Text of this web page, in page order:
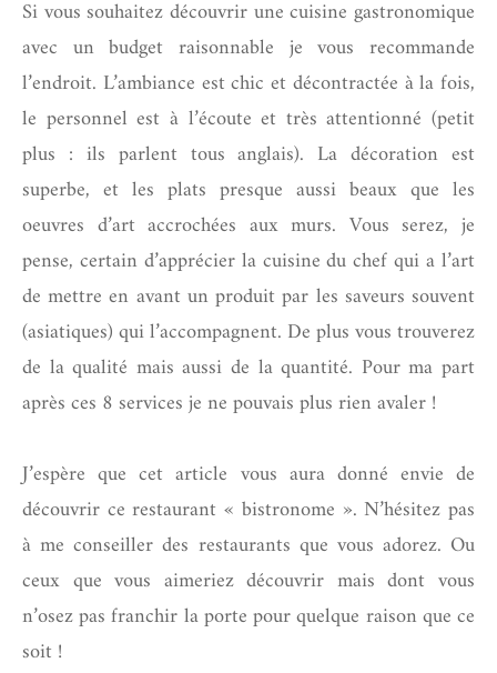
Si vous souhaitez découvrir une cuisine gastronomique
avec un budget raisonnable je vous recommande
l’endroit. L’ambiance est chic et décontractée à la fois,
le personnel est à l’écoute et très attentionné (petit
plus : ils parlent tous anglais). La décoration est
superbe, et les plats presque aussi beaux que les
oeuvres d’art accrochées aux murs. Vous serez, je
pense, certain d’apprécier la cuisine du chef qui a l’art
de mettre en avant un produit par les saveurs souvent
(asiatiques) qui l’accompagnent. De plus vous trouverez
de la qualité mais aussi de la quantité. Pour ma part
après ces 8 services je ne pouvais plus rien avaler !
J’espère que cet article vous aura donné envie de
découvrir ce restaurant « bistronome ». N’hésitez pas
à me conseiller des restaurants que vous adorez. Ou
ceux que vous aimeriez découvrir mais dont vous
n’osez pas franchir la porte pour quelque raison que ce
soit !